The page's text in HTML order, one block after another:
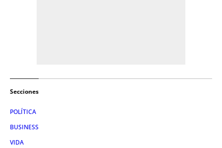
Secciones
POLÍTICA
BUSINESS
VIDA